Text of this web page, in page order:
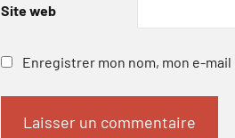
Site web
Enregistrer mon nom, mon e-